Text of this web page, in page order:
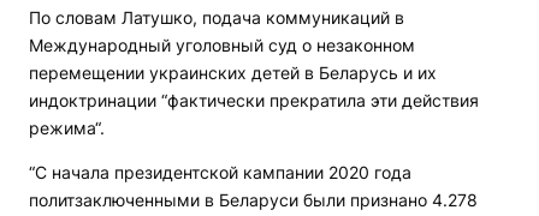
По словам Латушко, подача коммуникаций в
Международный уголовный суд о незаконном
перемещении украинских детей в Беларусь и их
индоктринации “фактически прекратила эти действия
режима“.
“С начала президентской кампании 2020 года
политзаключенными в Беларуси были признано 4.278